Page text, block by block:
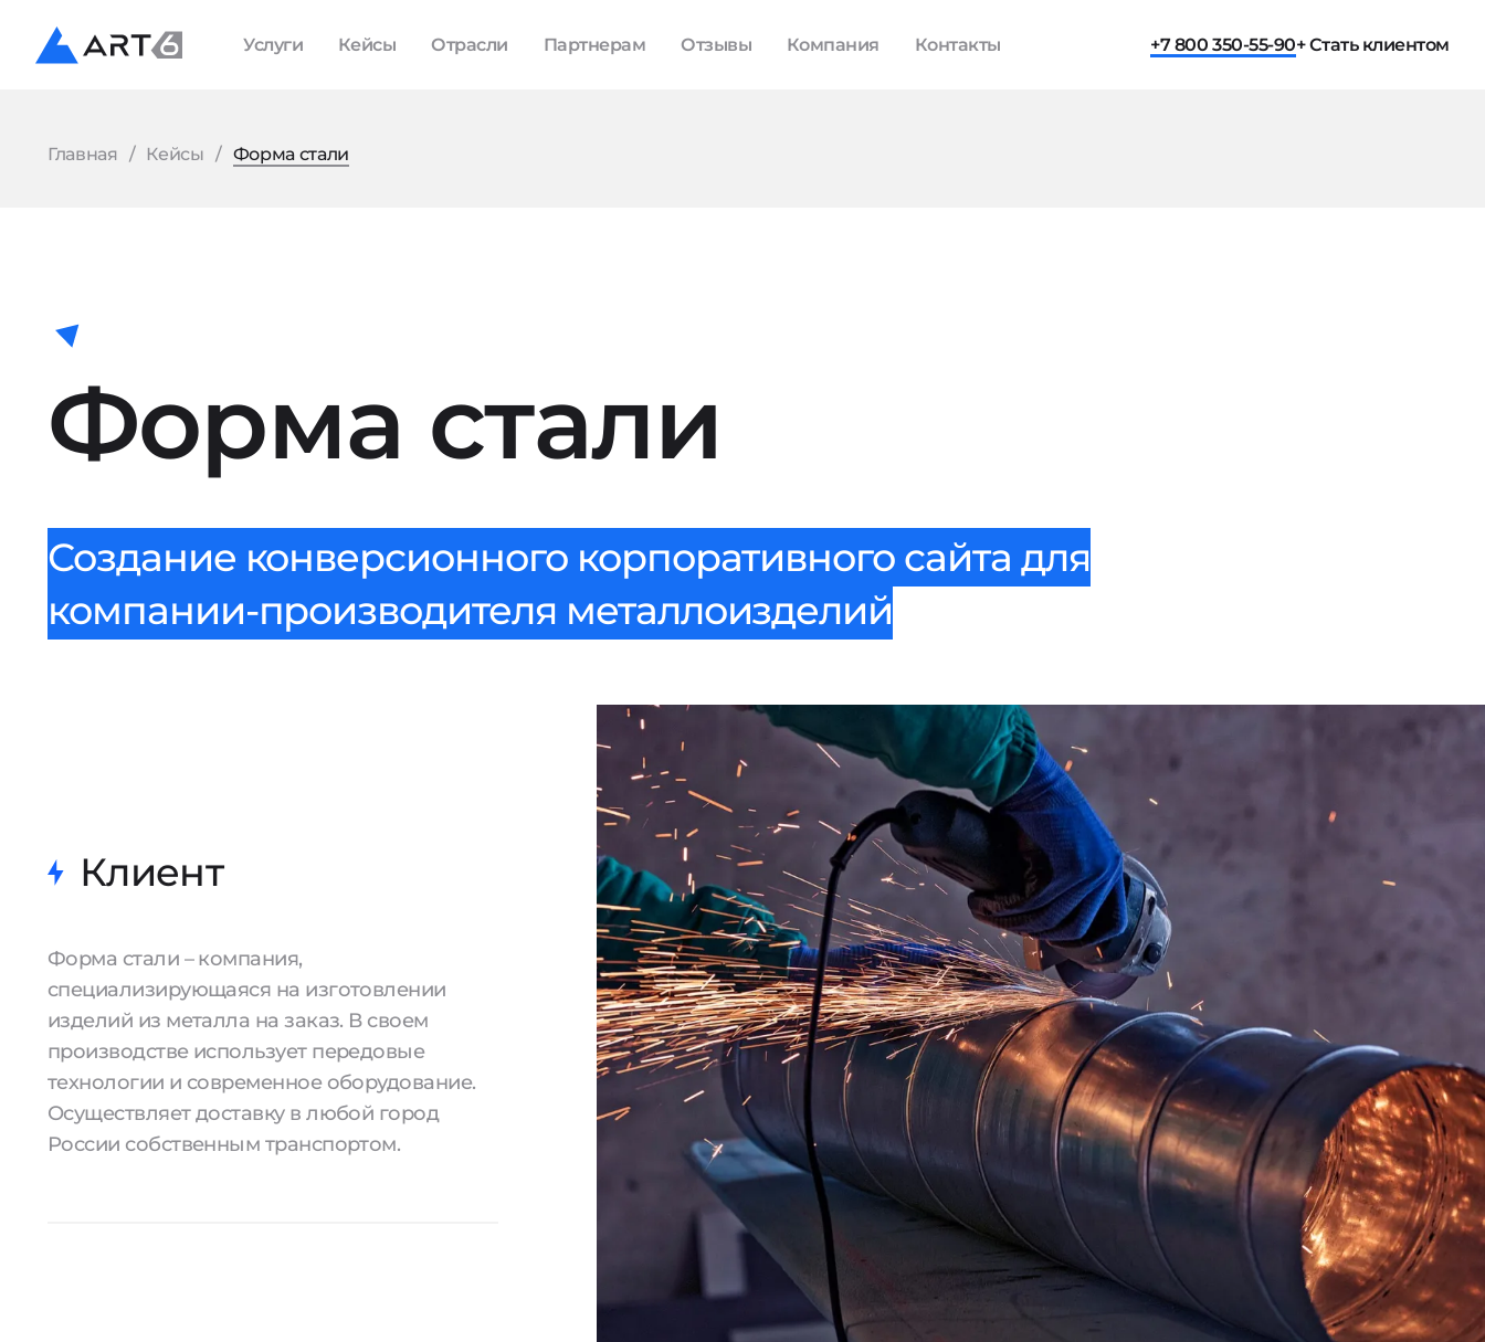
Услуги Кейсы Отрасли Партнерам Отзывы Компания Контакты +7 800 350-55-90+ Стать клиентом
Главная Кейсы Форма стали
Форма стали
Создание конверсионного корпоративного сайта для
компании-производителя металлоизделий
Клиент
Форма стали – компания,
специализирующаяся на изготовлении
изделий из металла на заказ. В своем
производстве использует передовые
технологии и современное оборудование.
Осуществляет доставку в любой город
России собственным транспортом.